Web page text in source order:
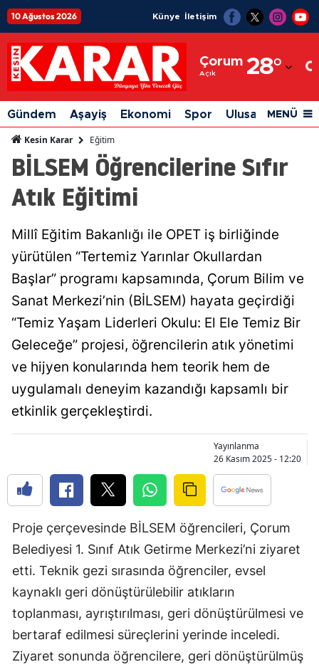
10 Ağustos 2026 Künye İletişim
Çorum
Açık 28°
Adıyaman
Afyonkarahisar
Ağrı
Amasya
Aydın
Balıkesir
Bingöl
Bitlis
Burdur
Bursa
Çanakkale
Çankırı
Çorum
Denizli
Diyarbakır
Edirne
Gündem Aşayiş Ekonomi Spor Ulusal Siyaset
MENÜ
Kesin Karar Eğitim
BİLSEM Öğrencilerine Sıfır
Atık Eğitimi
Millî Eğitim Bakanlığı ile OPET iş birliğinde
yürütülen “Tertemiz Yarınlar Okullardan
Başlar” programı kapsamında, Çorum Bilim ve
Sanat Merkezi’nin (BİLSEM) hayata geçirdiği
“Temiz Yaşam Liderleri Okulu: El Ele Temiz Bir
Geleceğe” projesi, öğrencilerin atık yönetimi
ve hijyen konularında hem teorik hem de
uygulamalı deneyim kazandığı kapsamlı bir
etkinlik gerçekleştirdi.
Yayınlanma
26 Kasım 2025 - 12:20
Proje çerçevesinde BİLSEM öğrencileri, Çorum
Belediyesi 1. Sınıf Atık Getirme Merkezi’ni ziyaret
etti. Teknik gezi sırasında öğrenciler, evsel
kaynaklı geri dönüştürülebilir atıkların
toplanması, ayrıştırılması, geri dönüştürülmesi ve
bertaraf edilmesi süreçlerini yerinde inceledi.
Ziyaret sonunda öğrencilere, geri dönüştürülmüş